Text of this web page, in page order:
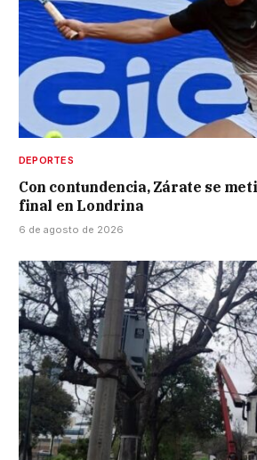
DEPORTES
Con contundencia, Zárate se
final en Londrina
6 de agosto de 2026